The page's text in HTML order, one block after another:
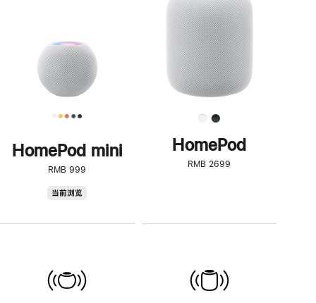
HomePod mini
RMB 999
当前浏览
了
解
HomePod<
HomePod
RMB 2699